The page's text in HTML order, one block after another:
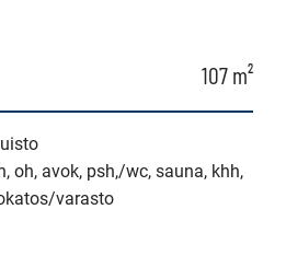
107 m²
oh, avok, psh,/wc, sauna, khh,
varasto